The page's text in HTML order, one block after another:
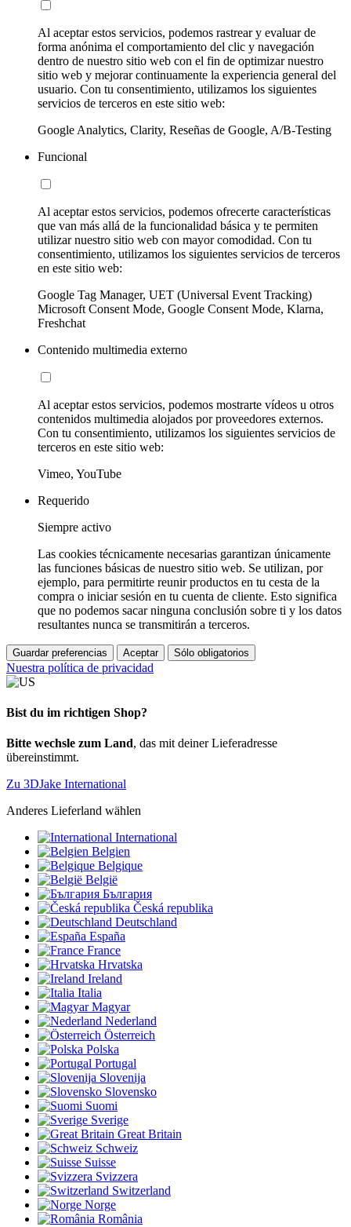
Al aceptar estos servicios, podemos rastrear y evaluar de
forma anónima el comportamiento del clic y navegación
dentro de nuestro sitio web con el fin de optimizar nuestro
sitio web y mejorar continuamente la experiencia general del
usuario. Con tu consentimiento, utilizamos los siguientes
servicios de terceros en este sitio web:
Google Analytics, Clarity, Reseñas de Google, A/B-Testing
Funcional
Al aceptar estos servicios, podemos ofrecerte características
que van más allá de la funcionalidad básica y te permiten
utilizar nuestro sitio web con mayor comodidad. Con tu
consentimiento, utilizamos los siguientes servicios de terceros
en este sitio web:
Google Tag Manager, UET (Universal Event Tracking)
Microsoft Consent Mode, Google Consent Mode, Klarna,
Freshchat
Contenido multimedia externo
Al aceptar estos servicios, podemos mostrarte vídeos u otros
contenidos multimedia alojados por proveedores externos.
Con tu consentimiento, utilizamos los siguientes servicios de
terceros en este sitio web:
Vimeo, YouTube
Requerido
Siempre activo
Las cookies técnicamente necesarias garantizan únicamente
las funciones básicas de nuestro sitio web. Se utilizan, por
ejemplo, para permitirte reunir productos en tu cesta de la
compra o iniciar sesión en tu cuenta de cliente. Esto significa
que no podemos sacar ninguna conclusión sobre ti y los datos
resultantes nunca se transmitirán a terceros.
Guardar preferencias Aceptar Sólo obligatorios
Nuestra política de privacidad
Bist du im richtigen Shop?
Bitte wechsle zum Land, das mit deiner Lieferadresse
übereinstimmt.
Zu 3DJake International
Anderes Lieferland wählen
International
Belgien
Belgique
België
България
Česká republika
Deutschland
España
France
Hrvatska
Ireland
Italia
Magyar
Nederland
Österreich
Polska
Portugal
Slovenija
Slovensko
Suomi
Sverige
Great Britain
Schweiz
Suisse
Svizzera
Switzerland
Norge
România